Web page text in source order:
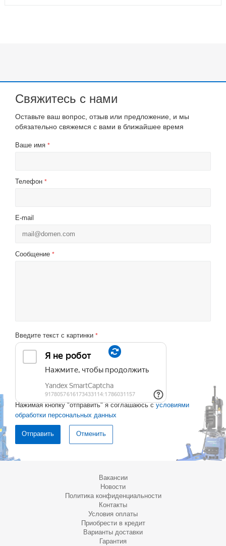
Свяжитесь с нами
Оставьте ваш вопрос, отзыв или предложение, и мы
обязательно свяжемся с вами в ближайшее время
Ваше имя *
Телефон *
E-mail
Сообщение *
Введите текст с картинки *
Нажимая кнопку "отправить" я соглашаюсь с условиями
обработки персональных данных
Отменить
Вакансии
Новости
Политика конфиденциальности
Контакты
Условия оплаты
Приобрести в кредит
Варианты доставки
Гарантия